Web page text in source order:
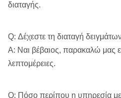
Ικανότητα (μ)
Όγκος
διαταγής.
Q: Δέχεστε τη διαταγή
Α: Ναι βέβαιος, παρακαλώ μας
λεπτομέρειες.
Q: Πόσο περίπου η υπηρεσία